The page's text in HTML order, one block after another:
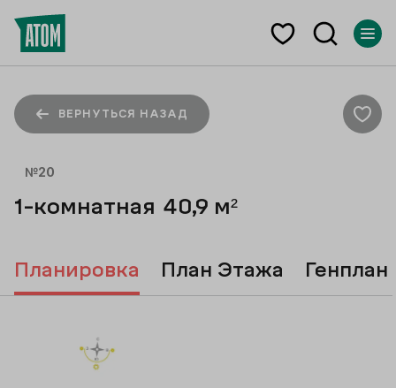
ВЕРНУТЬСЯ НАЗАД
№20
1-комнатная 40,9 м²
Планировка План Этажа Генплан